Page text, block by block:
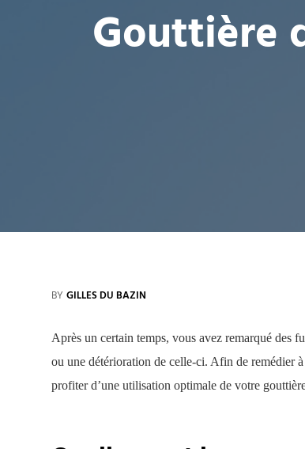
Gouttière
BY GILLES DU BAZIN
Après un certain temps, vous avez remarqué des
ou une détérioration de celle-ci. Afin de remédier
profiter d’une utilisation optimale de votre